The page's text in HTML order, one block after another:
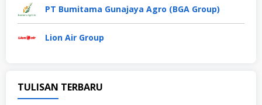
PT Bumitama Gunajaya Agro (BGA Group)
Lion Air Group
TULISAN TERBARU